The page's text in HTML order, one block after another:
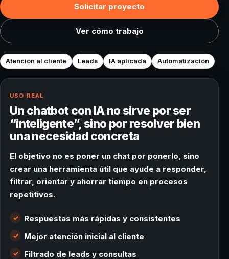
Solicitar proyecto
Ver cómo trabajo
Atención al cliente Leads IA aplicada Automatización
USO REAL
Un chatbot con IA no sirve por ser
“inteligente”, sino por resolver bien
una necesidad concreta
El objetivo no es poner un chat por ponerlo, sino
crear una herramienta útil que ayude a responder,
filtrar, orientar y ahorrar tiempo en procesos
repetitivos.
Respuestas más rápidas y consistentes
Mejor atención inicial al cliente
Filtrado de leads y consultas